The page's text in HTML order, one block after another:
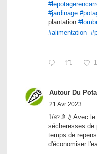
#jardinage
plantation
#alimentation
1
Autour Du
21 Avr 2023
1/🌱🚿💧Avec
sécheresses de
temps de
d'économiser